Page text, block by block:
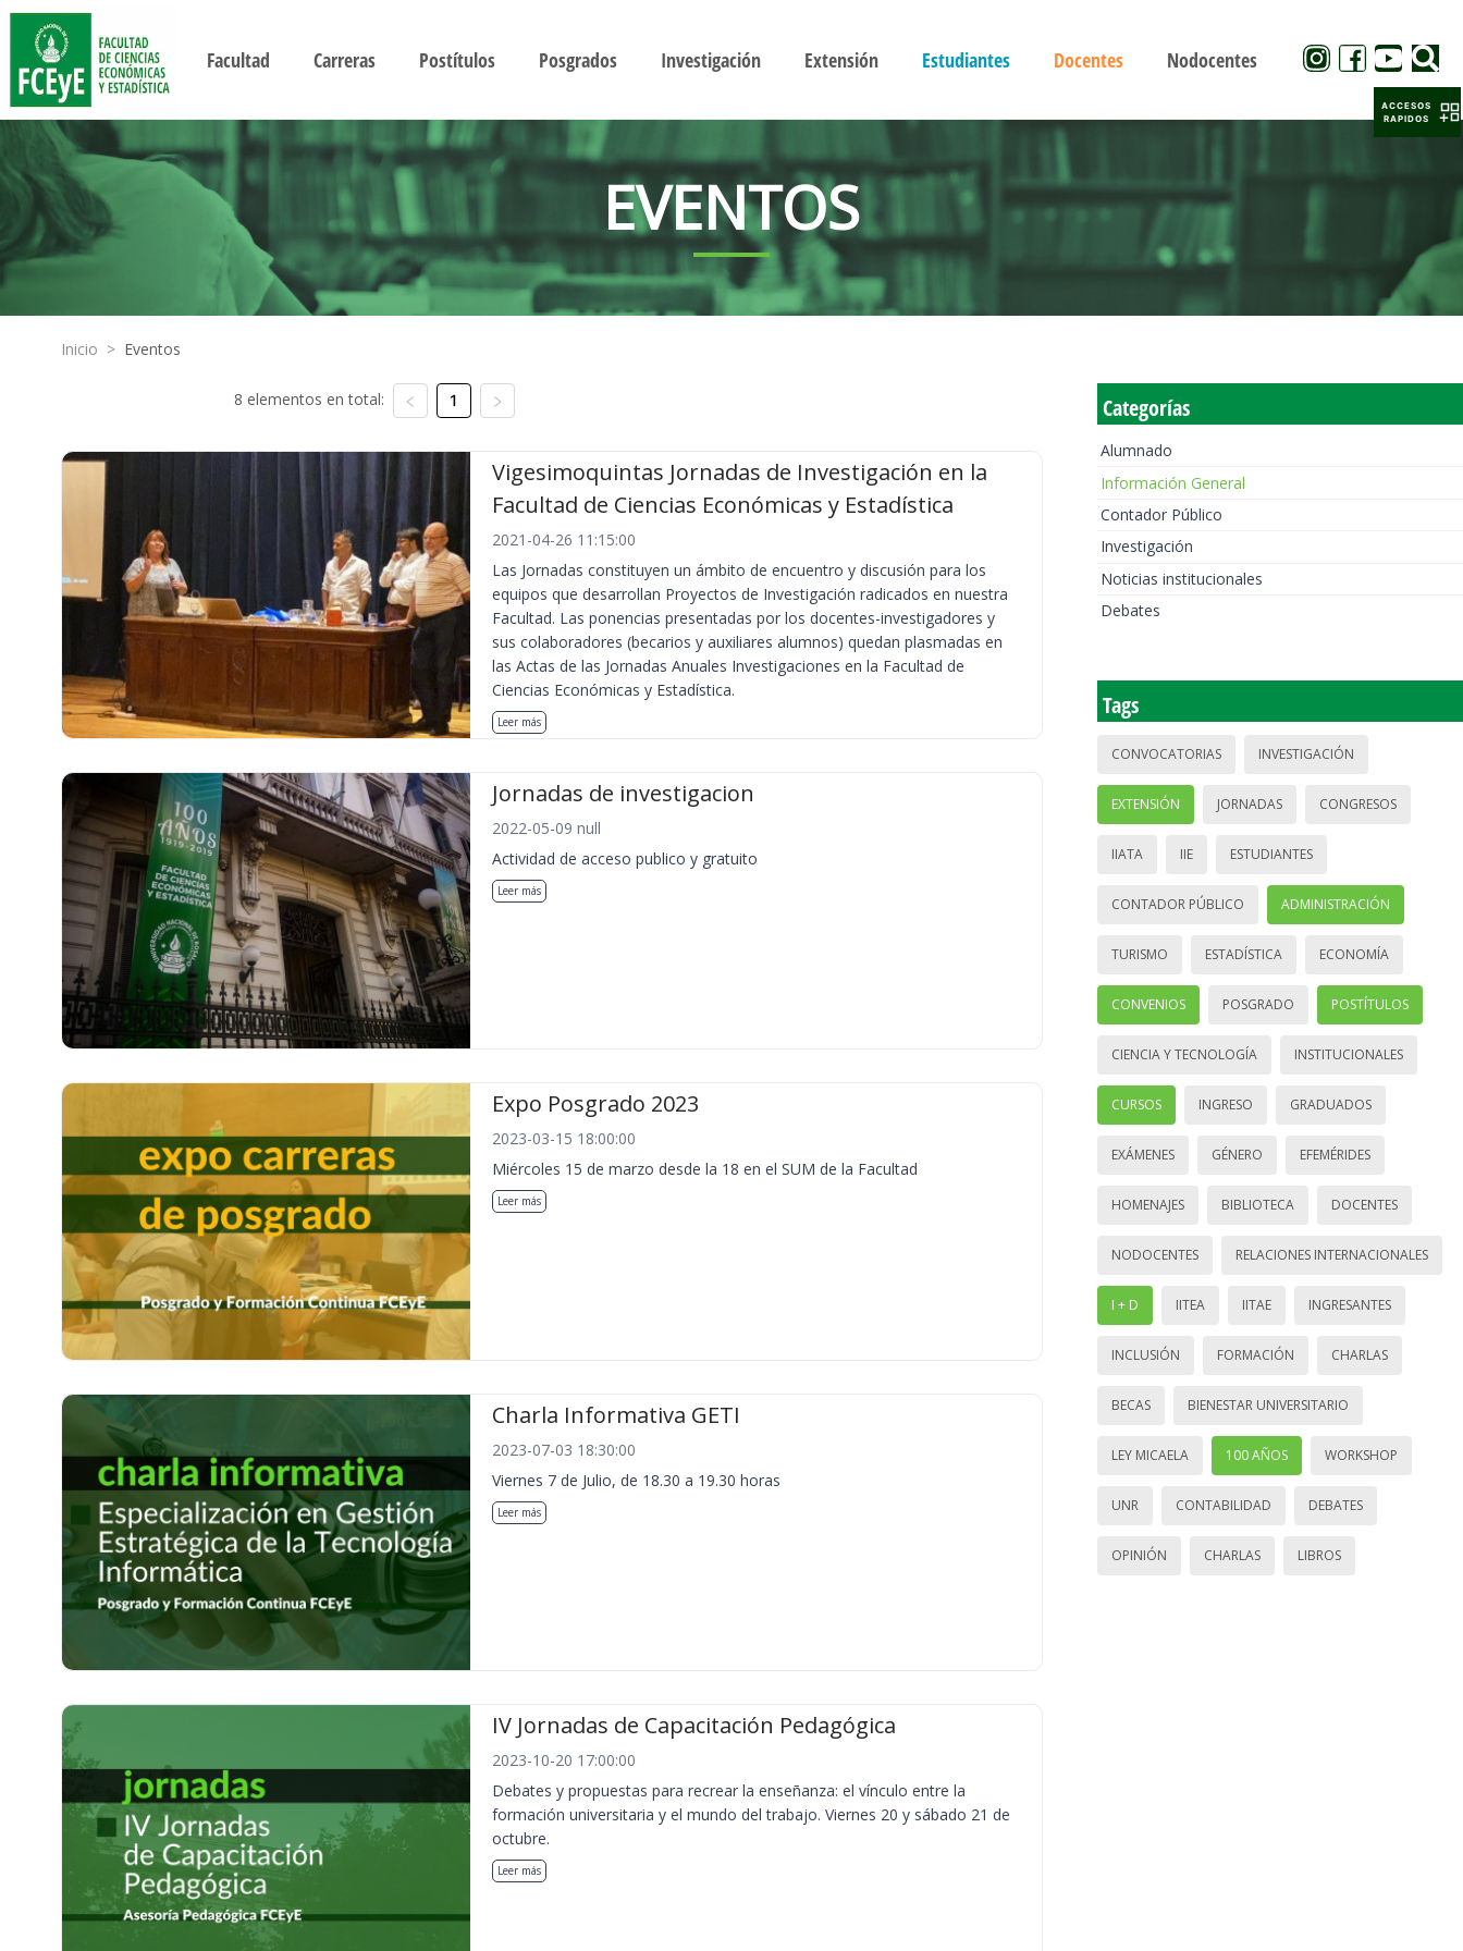
Facultad Carreras Postítulos Posgrados Investigación Extensión Estudiantes Docentes Nodocentes
EVENTOS
Inicio > Eventos
8 elementos en total: 1
Vigesimoquintas Jornadas de Investigación en la
Facultad de Ciencias Económicas y Estadística
2021-04-26 11:15:00
Las Jornadas constituyen un ámbito de encuentro y discusión para los
equipos que desarrollan Proyectos de Investigación radicados en nuestra
Facultad. Las ponencias presentadas por los docentes-investigadores y
sus colaboradores (becarios y auxiliares alumnos) quedan plasmadas en
las Actas de las Jornadas Anuales Investigaciones en la Facultad de
Ciencias Económicas y Estadística.
Leer más
Jornadas de investigacion
2022-05-09 null
Actividad de acceso publico y gratuito
Leer más
Expo Posgrado 2023
2023-03-15 18:00:00
Miércoles 15 de marzo desde la 18 en el SUM de la Facultad
Leer más
Charla Informativa GETI
2023-07-03 18:30:00
Viernes 7 de Julio, de 18.30 a 19.30 horas
Leer más
IV Jornadas de Capacitación Pedagógica
2023-10-20 17:00:00
Debates y propuestas para recrear la enseñanza: el vínculo entre la
formación universitaria y el mundo del trabajo. Viernes 20 y sábado 21 de
octubre.
Leer más
Categorías
Alumnado
Información General
Contador Público
Investigación
Noticias institucionales
Debates
Tags
CONVOCATORIAS INVESTIGACIÓN
EXTENSIÓN JORNADAS CONGRESOS
IIATA IIE ESTUDIANTES
CONTADOR PÚBLICO ADMINISTRACIÓN
TURISMO ESTADÍSTICA ECONOMÍA
CONVENIOS POSGRADO POSTÍTULOS
CIENCIA Y TECNOLOGÍA INSTITUCIONALES
CURSOS INGRESO GRADUADOS
EXÁMENES GÉNERO EFEMÉRIDES
HOMENAJES BIBLIOTECA DOCENTES
NODOCENTES RELACIONES INTERNACIONALES
I + D IITEA IITAE INGRESANTES
INCLUSIÓN FORMACIÓN CHARLAS
BECAS BIENESTAR UNIVERSITARIO
LEY MICAELA 100 AÑOS WORKSHOP
UNR CONTABILIDAD DEBATES
OPINIÓN CHARLAS LIBROS
ACCESOS
RAPIDOS